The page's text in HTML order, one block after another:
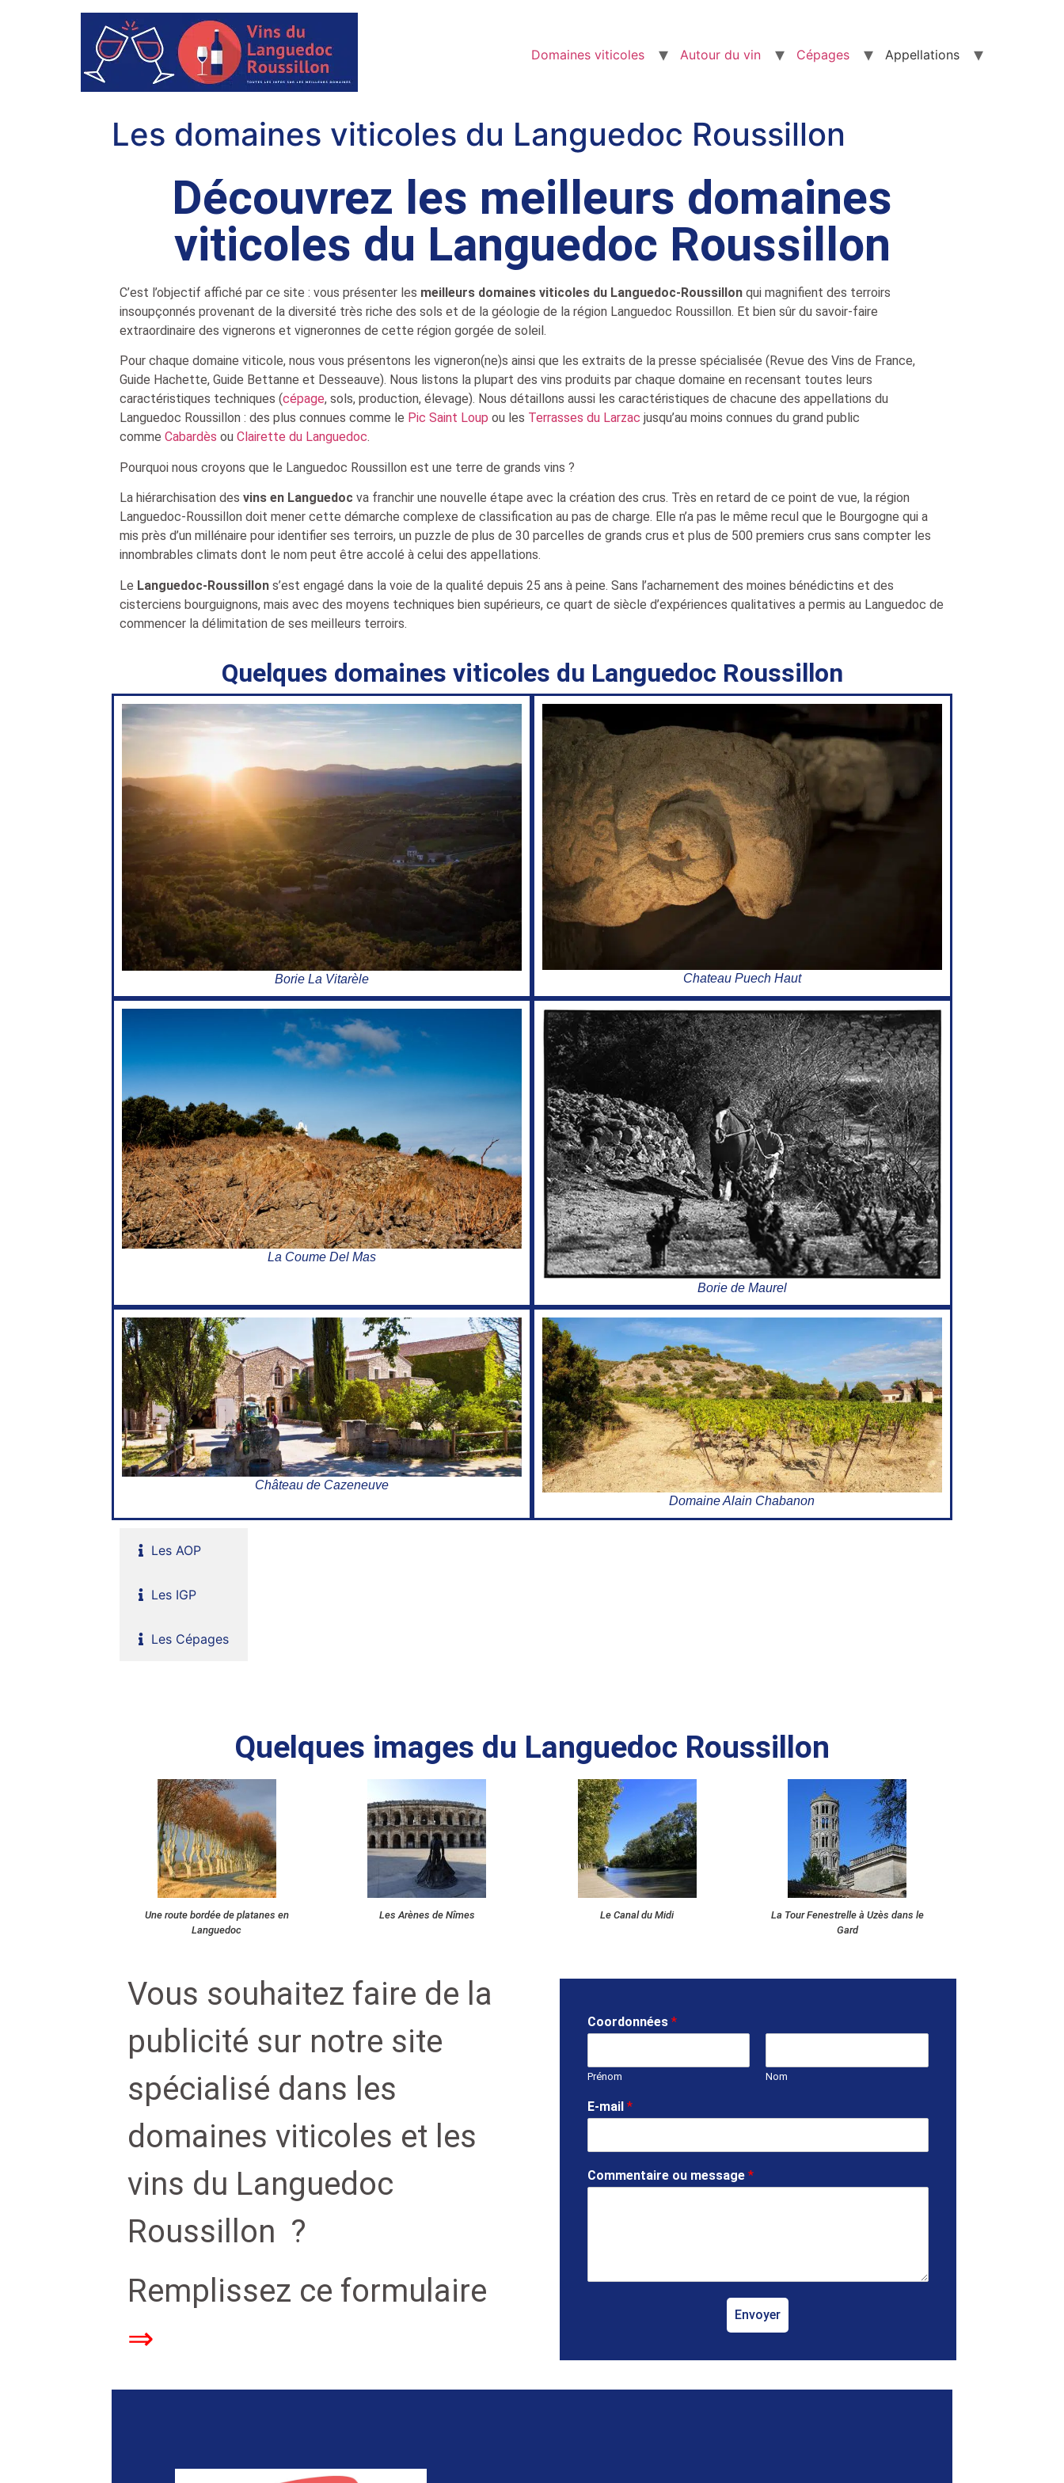
Domaines viticoles Autour du vin Cépages Appellations
Les domaines viticoles du Languedoc Roussillon
Découvrez les meilleurs domaines
viticoles du Languedoc Roussillon
C’est l’objectif affiché par ce site : vous présenter les meilleurs domaines viticoles du Languedoc-Roussillon qui magnifient des terroirs
insoupçonnés provenant de la diversité très riche des sols et de la géologie de la région Languedoc Roussillon. Et bien sûr du savoir-faire
extraordinaire des vignerons et vigneronnes de cette région gorgée de soleil.
Pour chaque domaine viticole, nous vous présentons les vigneron(ne)s ainsi que les extraits de la presse spécialisée (Revue des Vins de France,
Guide Hachette, Guide Bettanne et Desseauve). Nous listons la plupart des vins produits par chaque domaine en recensant toutes leurs
caractéristiques techniques (cépage, sols, production, élevage). Nous détaillons aussi les caractéristiques de chacune des appellations du
Languedoc Roussillon : des plus connues comme le Pic Saint Loup ou les Terrasses du Larzac jusqu’au moins connues du grand public
commeCabardès ouClairette du Languedoc.
Pourquoi nous croyons que le Languedoc Roussillon est une terre de grands vins ?
La hiérarchisation desvins en Languedoc va franchir une nouvelle étape avec la création des crus. Très en retard de ce point de vue, la région
Languedoc-Roussillon doit mener cette démarche complexe de classification au pas de charge. Elle n’a pas le même recul que le Bourgogne qui a
mis près d’un millénaire pour identifier ses terroirs, un puzzle de plus de 30 parcelles de grands crus et plus de 500 premiers crus sans compter les
innombrables climats dont le nom peut être accolé à celui des appellations.
Le Languedoc-Roussillon s’est engagé dans la voie de la qualité depuis 25 ans à peine. Sans l’acharnement des moines bénédictins et des
cisterciens bourguignons, mais avec des moyens techniques bien supérieurs, ce quart de siècle d’expériences qualitatives a permis au Languedoc de
commencer la délimitation de ses meilleurs terroirs.
Quelques domaines viticoles du Languedoc Roussillon
Borie La Vitarèle Chateau Puech Haut
La Coume Del Mas
Borie de Maurel
Château de Cazeneuve
Domaine Alain Chabanon
Les AOP
Les IGP
Les Cépages
Quelques images du Languedoc Roussillon
Une route bordée de platanes en
Languedoc
Les Arènes de Nîmes Le Canal du Midi
La Tour Fenestrelle à Uzès dans le
Gard
Vous souhaitez faire de la
publicité sur notre site
spécialisé dans les
domaines viticoles et les
vins du Languedoc
Roussillon ?
Remplissez ce formulaire
⇒
Coordonnées *
Prénom Nom
E-mail *
Commentaire ou message *
Envoyer